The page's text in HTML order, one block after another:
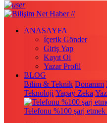
ANASAYFA
İçerik Gönder
Giriş Yap
Kayıt Ol
Yazar Profil
BLOG
Bilim & Teknik Donanım
Teknoloji Yapay Zeka
Telefonu %100 şarj etmek